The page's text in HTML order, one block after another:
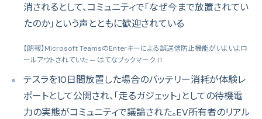
消されるとして、コミュニティで「なぜ今まで放置されてい
たのか」という声とともに歓迎されている
【朗報】Microsoft TeamsのEnterキーによる誤送信防止機能がいよいよロ
ールアウトされていた — はてなブックマーク IT
テスラを10日間放置した場合のバッテリー消耗が体験レ
ポートとして公開され、「走るガジェット」としての待機電
力の実態がコミュニティで議論された。EV所有者のリアル